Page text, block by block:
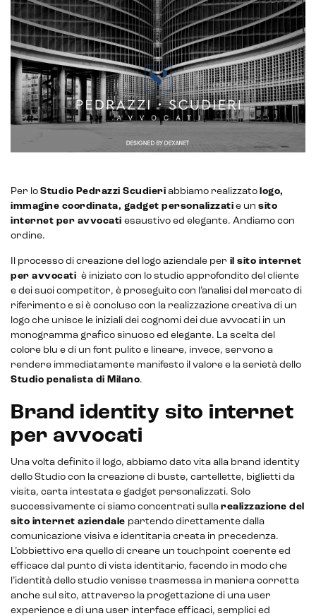
E-commerce store
Marketplace for selling
E-commerce management
Payment gateway integration
Customer service management
CRM & email marketing
Per lo Studio Pedrazzi Scudieri abbiamo realizzato logo,
immagine coordinata, gadget personalizzati e un sito
internet per avvocati esaustivo ed elegante. Andiamo con
ordine.
Il processo di creazione del logo aziendale per il sito internet
per avvocati è iniziato con lo studio approfondito del cliente
e dei suoi competitor, è proseguito con l’analisi del mercato di
riferimento e si è concluso con la realizzazione creativa di un
logo che unisce le iniziali dei cognomi dei due avvocati in un
monogramma grafico sinuoso ed elegante. La scelta del
colore blu e di un font pulito e lineare, invece, servono a
rendere immediatamente manifesto il valore e la serietà dello
Studio penalista di Milano.
Brand identity sito internet
per avvocati
Una volta definito il logo, abbiamo dato vita alla brand identity
dello Studio con la creazione di buste, cartellette, biglietti da
visita, carta intestata e gadget personalizzati. Solo
successivamente ci siamo concentrati sulla realizzazione del
sito internet aziendale partendo direttamente dalla
comunicazione visiva e identitaria creata in precedenza.
L’obbiettivo era quello di creare un touchpoint coerente ed
efficace dal punto di vista identitario, facendo in modo che
l’identità dello studio venisse trasmessa in maniera corretta
anche sul sito, attraverso la progettazione di una user
experience e di una user interface efficaci, semplici ed